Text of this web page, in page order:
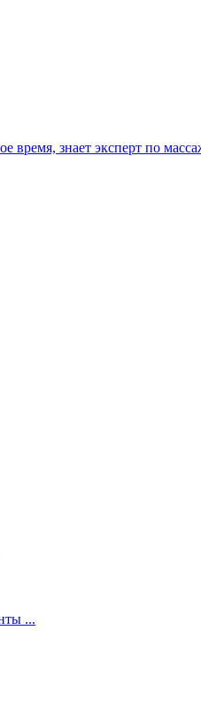
время, знает эксперт по
...